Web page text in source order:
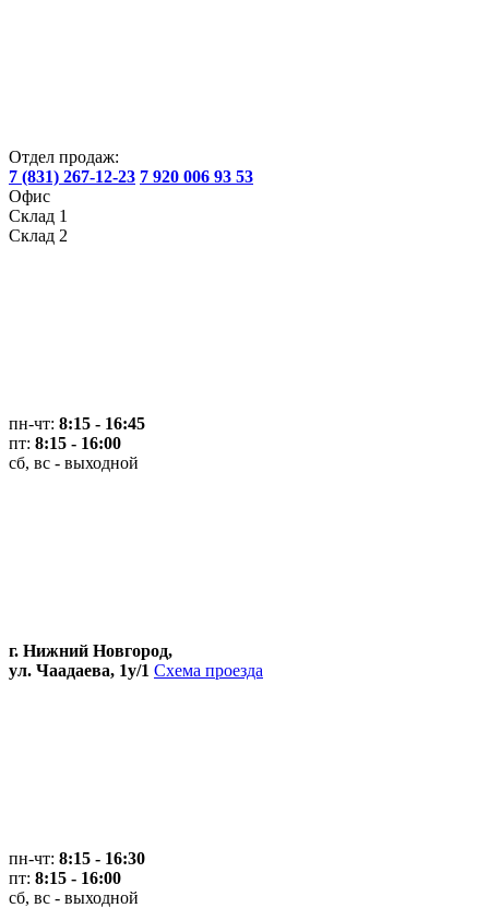
Отдел продаж:
7 (831) 267-12-23 7 920 006 93 53
Офис
Склад 1
Склад 2
пн-чт: 8:15 - 16:45
пт: 8:15 - 16:00
сб, вс - выходной
г. Нижний Новгород,
ул. Чаадаева, 1у/1 Схема проезда
пн-чт: 8:15 - 16:30
пт: 8:15 - 16:00
сб, вс - выходной